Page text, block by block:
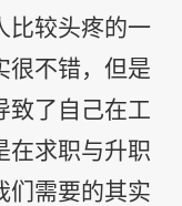
比较头疼的一
很不错，但是
致了自己在工
在求职与升职
们需要的其实